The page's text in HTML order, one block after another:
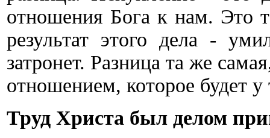
отношения Бога к нам. Это
результат этого дела -
затронет. Разница та же
отношением, которое будет
Труд Христа был делом